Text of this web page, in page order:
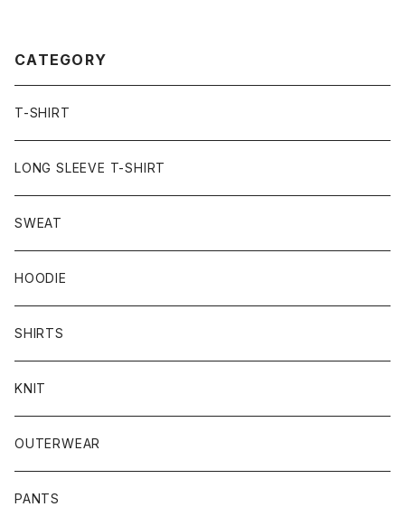
CATEGORY
T-SHIRT
LONG SLEEVE T-SHIRT
SWEAT
HOODIE
SHIRTS
KNIT
OUTERWEAR
PANTS